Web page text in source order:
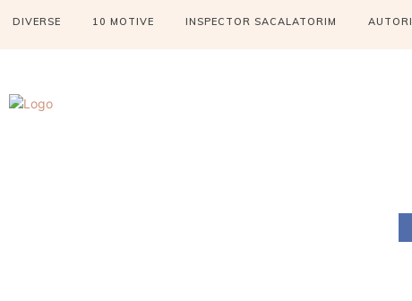
DIVERSE 10 MOTIVE INSPECTOR SACALATORIM AUTORI